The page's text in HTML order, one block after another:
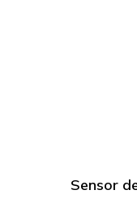
Sensor